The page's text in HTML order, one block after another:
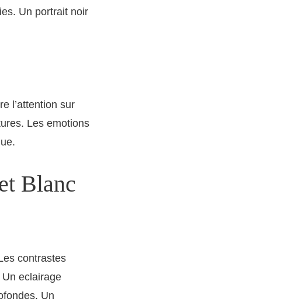
Un portrait noir
l’attention sur
Les emotions
Blanc
contrastes
eclairage
Un